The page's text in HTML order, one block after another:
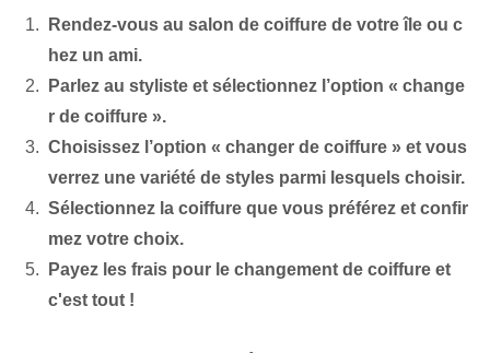
Rendez-vous au salon de coiffure de votre île ou c
hez un ami.
Parlez au styliste et sélectionnez l’option « change
r de coiffure »⁤.
Choisissez l’option « changer de coiffure » et vous
verrez une variété de styles parmi lesquels choisir.
Sélectionnez la coiffure que vous préférez et confir
mez votre choix.
Payez les frais pour le changement de coiffure et
c'est tout !